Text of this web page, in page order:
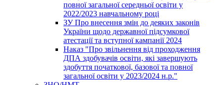
повної загальної середньої освіти у
2022/2023 навчальному році
ЗУ Про внесення змін до деяких законів
України щодо державної підсумкової
атестації та вступної кампанії 2024
Наказ "Про звільнення від проходження
ДПА здобувачів освіти, які завершують
здобуття початкової, базової та повної
загальної освіти у 2023/2024 н.р."